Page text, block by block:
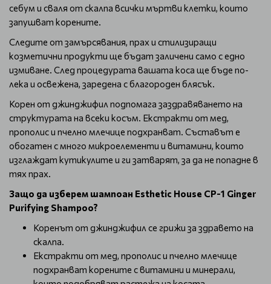
себум и сваля от скалпа всички мъртви клетки, които
запушват корените.
Следите от замърсявания, прах и стилизиращи
козметични продукти ще бъдат заличени само с едно
измиване. След процедурата вашата коса ще бъде по-
лека и освежена, заредена с благороден блясък.
Корен от джинджифил подпомага заздравяването на
структурата на всеки косъм. Екстракти от мед,
прополис и пчелно млечице подхранват. Съставът е
обогатен с много микроелементи и витамини, които
изглаждат кутикулите и ги затварят, за да не попадне в
тях прах.
Защо да изберем шампоан Esthetic House CP-1 Ginger
Purifying Shampoo?
Коренът от джинджифил се грижи за здравето на
скалпа.
Екстракти от мед, прополис и пчелно млечице
подхранват корените с витамини и минерали,